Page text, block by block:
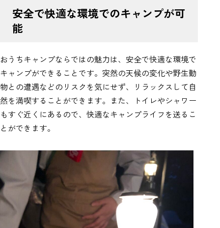
安全で快適な環境でのキャンプが可
能
おうちキャンプならではの魅力は、安全で快適な環境で
キャンプができることです。突然の天候の変化や野生動
物との遭遇などのリスクを気にせず、リラックスして自
然を満喫することができます。また、トイレやシャワー
もすぐ近くにあるので、快適なキャンプライフを送るこ
とができます。